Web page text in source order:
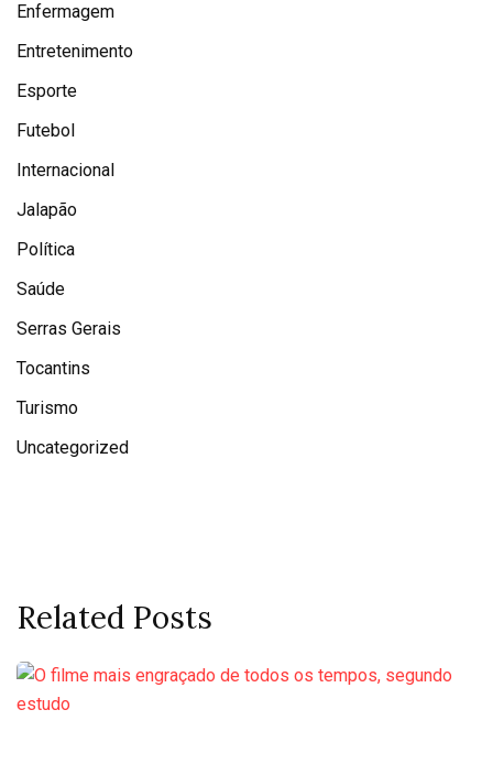
Enfermagem
Entretenimento
Esporte
Futebol
Internacional
Jalapão
Política
Saúde
Serras Gerais
Tocantins
Turismo
Uncategorized
Related Posts